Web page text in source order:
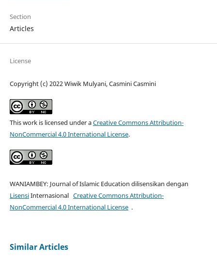
Section
Articles
License
Copyright (c) 2022 Wiwik Mulyani, Casmini Casmini
This work is licensed under aCreative Commons Attribution-
NonCommercial 4.0 International License.
WANIAMBEY: Journal of Islamic Education dilisensikan dengan
LisensiInternasional Creative Commons Attribution-
NonCommercial 4.0 International License .
Similar Articles